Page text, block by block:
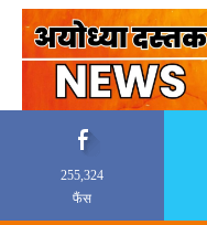
255,324
फैंस